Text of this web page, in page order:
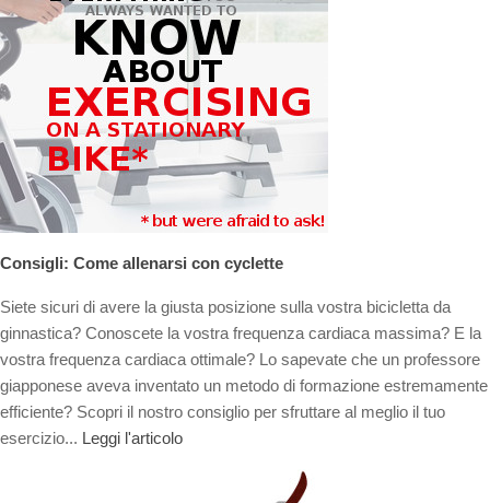
Consigli: Come allenarsi con cyclette
Siete sicuri di avere la giusta posizione sulla vostra bicicletta da
ginnastica? Conoscete la vostra frequenza cardiaca massima? E la
vostra frequenza cardiaca ottimale? Lo sapevate che un professore
giapponese aveva inventato un metodo di formazione estremamente
efficiente? Scopri il nostro consiglio per sfruttare al meglio il tuo
esercizio... Leggi l'articolo